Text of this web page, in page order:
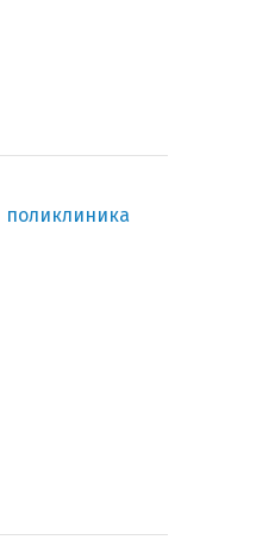
поликлиника